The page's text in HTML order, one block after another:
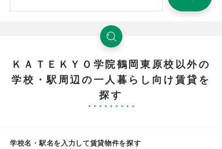
ＫＡＴＥＫＹＯ学院鶴岡東原校以外の
学校・駅周辺の一人暮らし向け賃貸を
探す
学校名・駅名を入力して賃貸物件を探す